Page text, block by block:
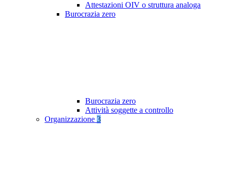
Attestazioni OIV o struttura analoga
Burocrazia zero
Burocrazia zero
Attività soggette a controllo
Organizzazione 3